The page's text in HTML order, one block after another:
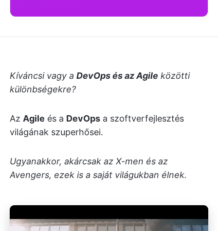
Kíváncsi vagy a DevOps és az Agile közötti
különbségekre?
Az Agile és a DevOps a szoftverfejlesztés
világának szuperhősei.
Ugyanakkor, akárcsak az X-men és az
Avengers, ezek is a saját világukban élnek.